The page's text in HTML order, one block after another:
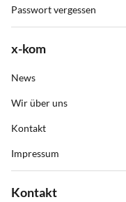
Passwort vergessen
x-kom
News
Wir über uns
Kontakt
Impressum
Kontakt